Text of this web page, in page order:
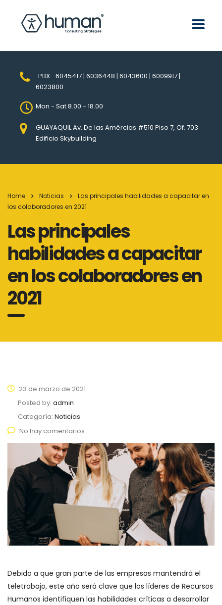
PBX: 6045417 | 6036448 | 6043600 | 6009917 |
6023800
Mon - Sat 8.00 - 18.00
GUAYAQUIL Av. De las Amércias #510 Piso 7, Of. 703
Edificio Skybuilding
Home Noticias
Las principales habilidades a capacitar en
los colaboradores en 2021
Las principales
habilidades a capacitar
en los colaboradores en
2021
23 de marzo de 2021
Posted by: admin
Categoría: Noticias
No hay comentarios
Debido a que gran parte de las empresas mantendrá el
teletrabajo, este año será clave que los líderes de Recursos
Humanos identifiquen las habilidades críticas a desarrollar